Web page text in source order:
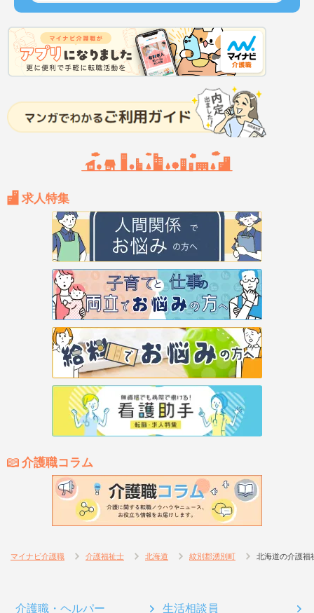
求人特集
介護職コラム
マイナビ介護職 介護福祉士 北海道 紋別郡湧別町 北海道の介護福
介護職・ヘルパー 生活相談員